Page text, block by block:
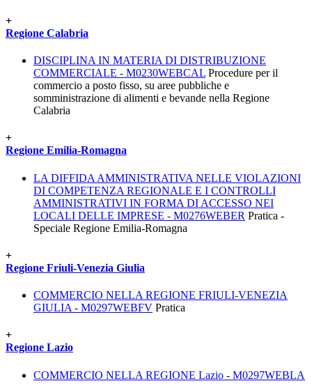
+
Regione Calabria
DISCIPLINA IN MATERIA DI DISTRIBUZIONE
COMMERCIALE - M0230WEBCAL Procedure per il
commercio a posto fisso, su aree pubbliche e
somministrazione di alimenti e bevande nella Regione
Calabria
+
Regione Emilia-Romagna
LA DIFFIDA AMMINISTRATIVA NELLE VIOLAZIONI
DI COMPETENZA REGIONALE E I CONTROLLI
AMMINISTRATIVI IN FORMA DI ACCESSO NEI
LOCALI DELLE IMPRESE - M0276WEBER Pratica -
Speciale Regione Emilia-Romagna
+
Regione Friuli-Venezia Giulia
COMMERCIO NELLA REGIONE FRIULI-VENEZIA
GIULIA - M0297WEBFV Pratica
+
Regione Lazio
COMMERCIO NELLA REGIONE Lazio - M0297WEBLA